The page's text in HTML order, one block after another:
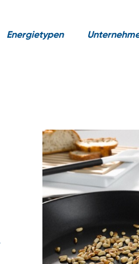
Energietypen